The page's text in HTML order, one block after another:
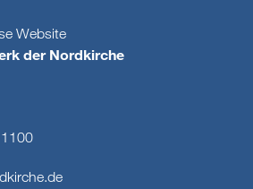
Website
der Nordkirche
.de